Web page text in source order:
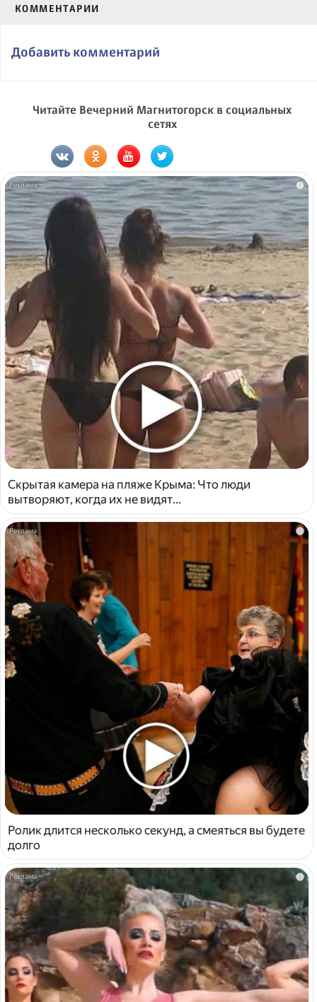
КОММЕНТАРИИ
Добавить комментарий
Читайте Вечерний Магнитогорск в социальных
сетях
i
Скрытая камера на пляже Крыма: Что люди
вытворяют, когда их не видят...
i
Ролик длится несколько секунд, а смеяться вы будете
долго
i